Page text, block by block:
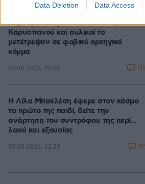
Data Deletion Data Access
Δημοκρατία: Γρατσία, Γαλανός,
Καρυστιανού και αυλικοί το
μετέτρεψαν σε φοβικό αρχηγικό
κόμμα
07.08.2026, 19:33 111
Η Λίλα Μπακλέση έφερε στον κόσμο
το πρώτο της παιδί, δείτε την
ανάρτηση του συντρόφου της περί...
λαού και εξουσίας
07.08.2026, 22:23 42